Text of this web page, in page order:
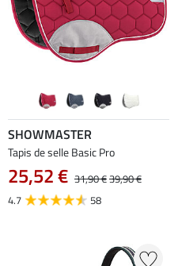
SHOWMASTER
Tapis de selle Basic Pro
25,52 € 31,90 €39,90 €
4.7
58